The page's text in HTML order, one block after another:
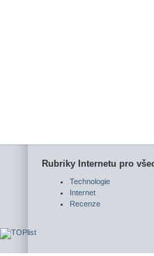
Rubriky Internetu pro
Technologie
Internet
Recenze